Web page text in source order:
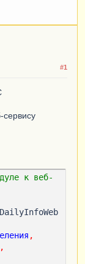
#1
сервису
к веб-
,
,